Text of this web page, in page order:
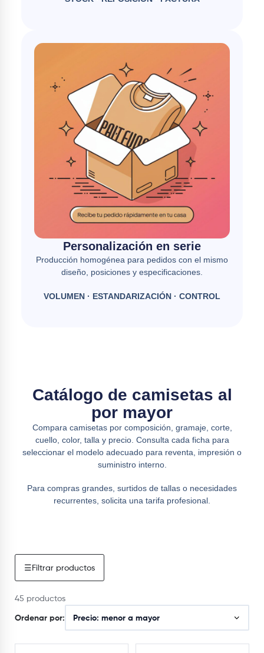
Personalización en serie
Producción homogénea para pedidos con el mismo
diseño, posiciones y especificaciones.
VOLUMEN · ESTANDARIZACIÓN · CONTROL
Catálogo de camisetas al
por mayor
Compara camisetas por composición, gramaje, corte,
cuello, color, talla y precio. Consulta cada ficha para
seleccionar el modelo adecuado para reventa, impresión o
suministro interno.
Para compras grandes, surtidos de tallas o necesidades
recurrentes, solicita una tarifa profesional.
☰Filtrar productos
45 productos
Ordenar por: